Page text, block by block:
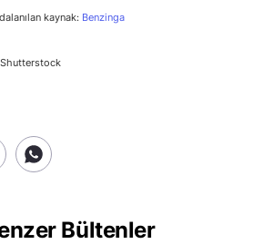
kaynak: Benzinga
Bültenler